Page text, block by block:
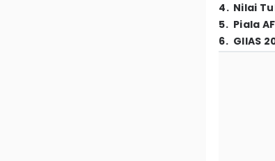
4. Nilai
5. Piala
6. GIIAS